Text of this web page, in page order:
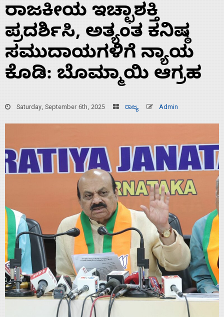
ರಾಜಕೀಯ ಇಚ್ಛಾಶಕ್ತಿ
ಪ್ರದರ್ಶಿಸಿ, ಅತ್ಯಂತ ಕನಿಷ್ಠ
ಸಮುದಾಯಗಳಿಗೆ ನ್ಯಾಯ
ಕೊಡಿ: ಬೊಮ್ಮಾಯಿ ಆಗ್ರಹ
Saturday, September 6th, 2025 ರಾಜ್ಯ Admin